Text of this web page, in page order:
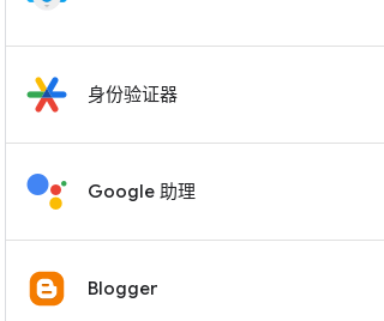
身份验证器
Google 助理
Blogger